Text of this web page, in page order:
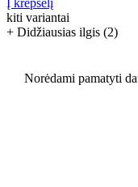
kiti variantai
+ Didžiausias ilgis (2)
Norėdami pamatyti